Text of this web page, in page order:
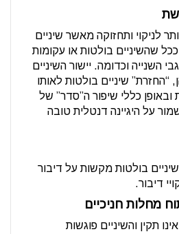
לניקוי ותחזוקה מאשר שיניים
שהשיניים בולטות או עקומות
השנייה וכדומה. יישור השיניים
“החזרת” שיניים בולטות לאותו
ובאופן כללי שיפור ה”סדר” של
על היגיינה דנטלית טובה
בולטות מקשות על דיבור
דיבור.
מחלות חניכיים
תקין והשיניים פוגשות